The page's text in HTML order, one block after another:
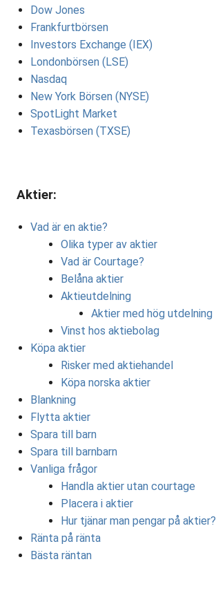
Dow Jones
Frankfurtbörsen
Investors Exchange (IEX)
Londonbörsen (LSE)
Nasdaq
New York Börsen (NYSE)
SpotLight Market
Texasbörsen (TXSE)
Aktier:
Vad är en aktie?
Olika typer av aktier
Vad är Courtage?
Belåna aktier
Aktieutdelning
Aktier med hög utdelning
Vinst hos aktiebolag
Köpa aktier
Risker med aktiehandel
Köpa norska aktier
Blankning
Flytta aktier
Spara till barn
Spara till barnbarn
Vanliga frågor
Handla aktier utan courtage
Placera i aktier
Hur tjänar man pengar på aktier?
Ränta på ränta
Bästa räntan